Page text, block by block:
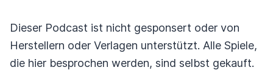
Dieser Podcast ist nicht gesponsert oder von
Herstellern oder Verlagen unterstützt. Alle Spiele,
die hier besprochen werden, sind selbst gekauft.